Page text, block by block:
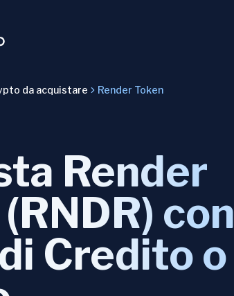
da acquistare Render Token
Render
con
Credito o